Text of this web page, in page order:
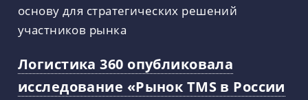
основу для стратегических решений
участников рынка
Логистика 360 опубликовала
исследование «Рынок TMS в России